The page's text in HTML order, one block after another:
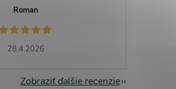
Roman
28.4.2026
Zobraziť ďalšie recenzie